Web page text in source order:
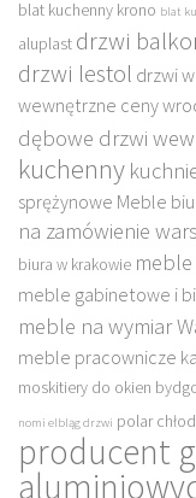
blat kuchenny krono blat
aluplast drzwi
drzwi lestol drzwi
wewnętrzne ceny
dębowe drzwi
kuchenny
sprężynowe Meble
na zamówienie
biura w krakowie
meble gabinetowe i
meble na wymiar
meble pracownicze
moskitiery do okien
nomi elbląg drzwi polar
producent